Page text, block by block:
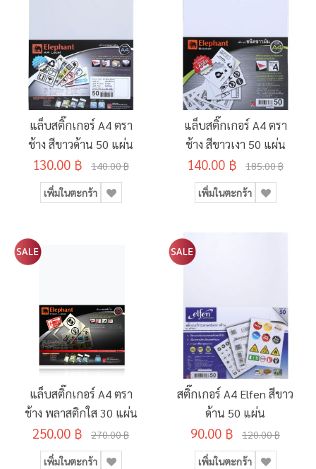
แล็บสติ๊กเกอร์ A4 ตรา
ช้าง สีขาวด้าน 50 แผ่น
130.00 ฿ 140.00 ฿
เพิ่มในตะกร้า
แล็บสติ๊กเกอร์ A4 ตรา
ช้าง สีขาวเงา 50 แผ่น
140.00 ฿ 185.00 ฿
เพิ่มในตะกร้า
แล็บสติ๊กเกอร์ A4 ตรา
ช้าง พลาสติกใส 30 แผ่น
250.00 ฿ 270.00 ฿
เพิ่มในตะกร้า
สติ๊กเกอร์ A4 Elfen สีขาว
ด้าน 50 แผ่น
90.00 ฿ 120.00 ฿
เพิ่มในตะกร้า